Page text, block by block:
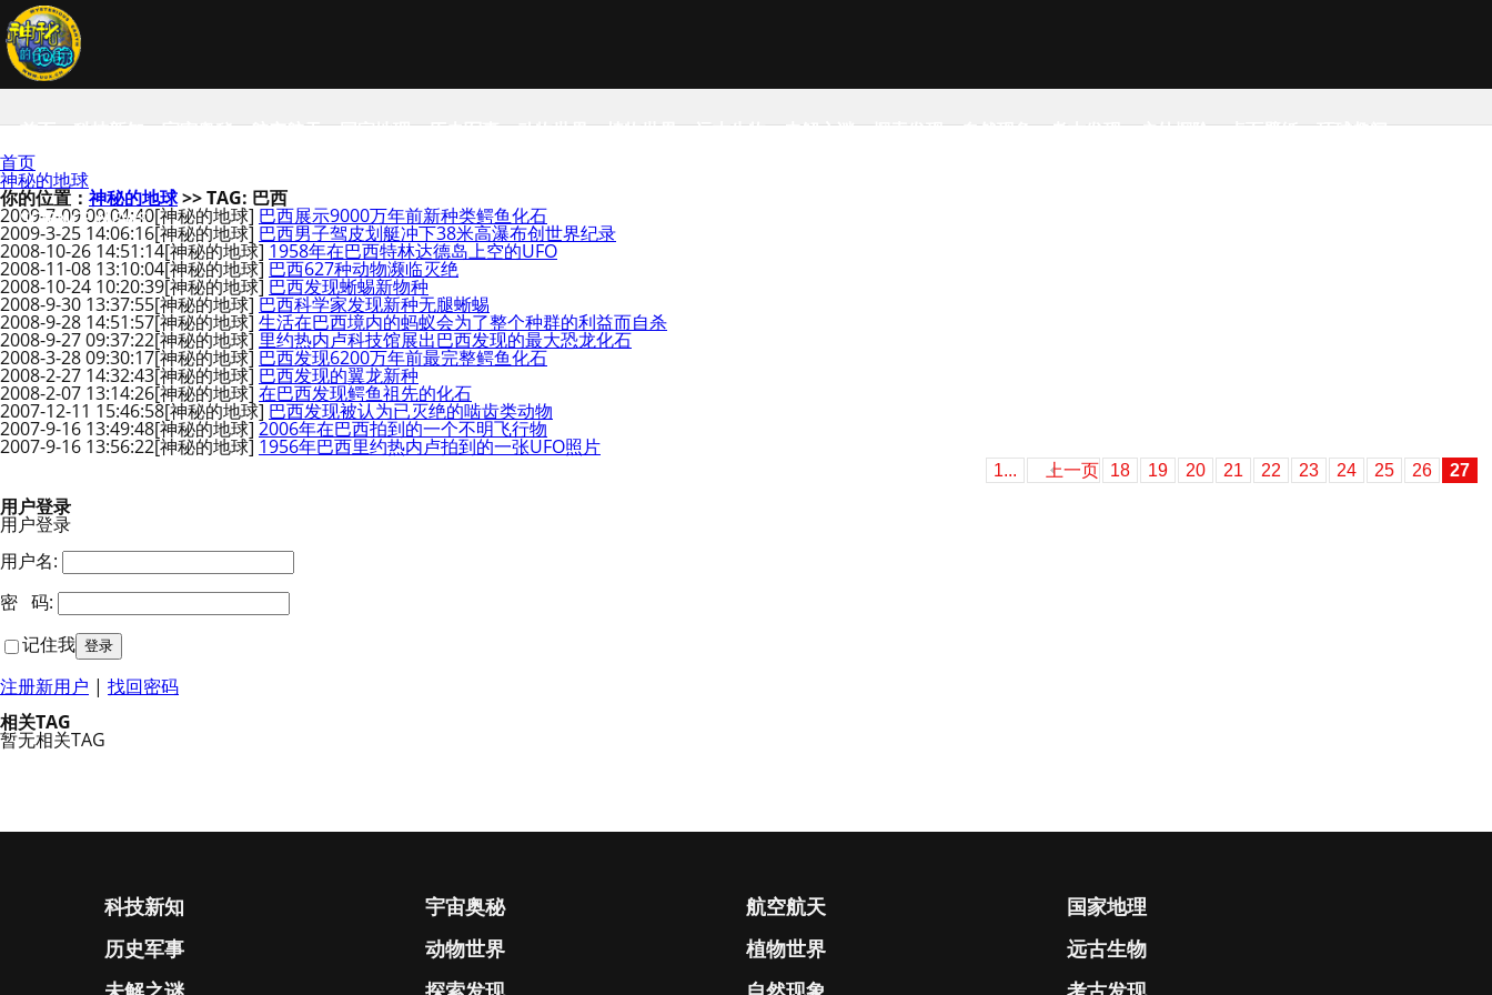
首页 科技新知 宇宙奥秘 航空航天 国家地理 历史军事 动物世界 植物世界 远古生物 未解之谜 探索发现 自然现象 考古发现 户外探险 桌面壁纸 环球趣闻
SCIENCE NEWS
首页
神秘的地球
你的位置：神秘的地球>> TAG: 巴西
2009-7-09 09:04:40[神秘的地球] 巴西展示9000万年前新种类鳄鱼化石
2009-3-25 14:06:16[神秘的地球] 巴西男子驾皮划艇冲下38米高瀑布创世界纪录
2008-10-26 14:51:14[神秘的地球] 1958年在巴西特林达德岛上空的UFO
2008-11-08 13:10:04[神秘的地球] 巴西627种动物濒临灭绝
2008-10-24 10:20:39[神秘的地球] 巴西发现蜥蜴新物种
2008-9-30 13:37:55[神秘的地球] 巴西科学家发现新种无腿蜥蜴
2008-9-28 14:51:57[神秘的地球] 生活在巴西境内的蚂蚁会为了整个种群的利益而自杀
2008-9-27 09:37:22[神秘的地球] 里约热内卢科技馆展出巴西发现的最大恐龙化石
2008-3-28 09:30:17[神秘的地球] 巴西发现6200万年前最完整鳄鱼化石
2008-2-27 14:32:43[神秘的地球] 巴西发现的翼龙新种
2008-2-07 13:14:26[神秘的地球] 在巴西发现鳄鱼祖先的化石
2007-12-11 15:46:58[神秘的地球] 巴西发现被认为已灭绝的啮齿类动物
2007-9-16 13:49:48[神秘的地球] 2006年在巴西拍到的一个不明飞行物
2007-9-16 13:56:22[神秘的地球] 1956年巴西里约热内卢拍到的一张UFO照片
1... 上一页 18 19 20 21 22 23 24 25 26 27
用户登录
用户登录
用户名:
密 码:
记住我
注册新用户 | 找回密码
相关TAG
暂无相关TAG
科技新知 宇宙奥秘 航空航天
国家地理
历史军事
动物世界 植物世界
远古生物